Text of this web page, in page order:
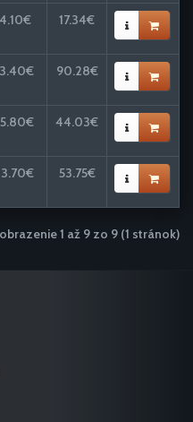
17.34€
90.28€
44.03€
53.75€
1 až 9 zo 9 (1 stránok)